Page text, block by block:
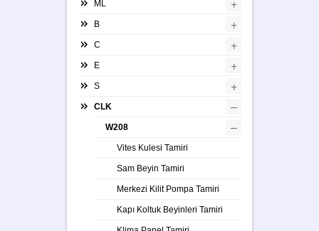
ML
B +
C +
E +
S +
CLK –
W208 –
Vites Kulesi Tamiri
Sam Beyin Tamiri
Merkezi Kilit Pompa Tamiri
Kapı Koltuk Beyinleri Tamiri